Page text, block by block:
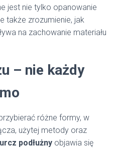
jest nie tylko opanowanie
także zrozumienie, jak
na zachowanie materiału
– nie każdy
różne formy, w
użytej metody oraz
podłużny objawia się